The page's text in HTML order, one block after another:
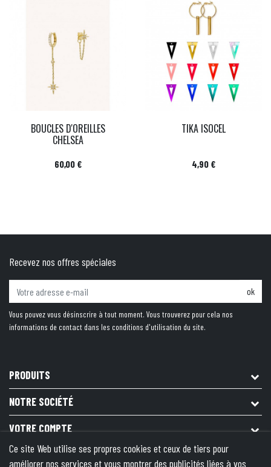
BOUCLES D'OREILLES
CHELSEA
Prix
60,00 €
TIKA ISOCEL
Prix
4,90 €
Recevez nos offres spéciales
ok
Vous pouvez vous désinscrire à tout moment. Vous trouverez pour cela nos
informations de contact dans les conditions d'utilisation du site.
PRODUITS
NOTRE SOCIÉTÉ
VOTRE COMPTE
INFORMATIONS
Ce site Web utilise ses propres cookies et ceux de tiers pour
améliorer nos services et vous montrer des publicités liées à vos